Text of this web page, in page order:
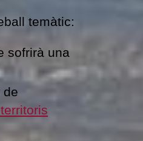
temàtic:
sofrirà una
de